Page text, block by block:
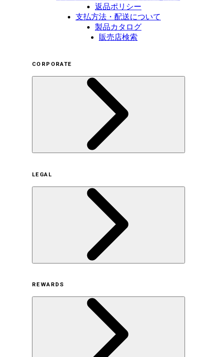
返品ポリシー
支払方法・配送について
製品カタログ
販売店検索
CORPORATE
サステナビリティの取り組み（日本）
サステナビリティの取り組み（米国/英語）
ヒストリー
採用情報
LEGAL
オンラインストア利用規約
プライバシーポリシー
特定商取引法に基づく表示
古物営業法に基づく表示
REWARDS